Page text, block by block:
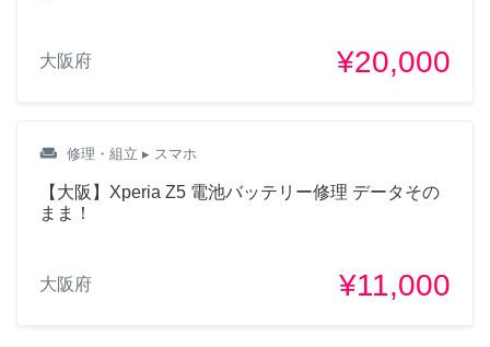
大阪府 ¥20,000
weekend 修理・組立 ▸ スマホ
【大阪】Xperia Z5 電池バッテリー修理 データその
まま！
大阪府 ¥11,000